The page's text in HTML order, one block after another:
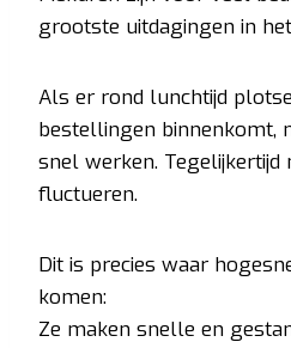
grootste uitdagingen in
Als er rond lunchtijd
bestellingen binnenkomt,
snel werken.
fluctueren.
Dit is precies waar
komen:
Ze maken snelle en